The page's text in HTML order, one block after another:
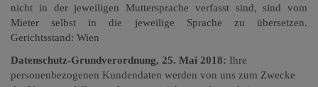
nicht in der jeweiligen Muttersprache verfasst sind, sind vom
Mieter selbst in die jeweilige Sprache zu übersetzen.
Gerichtsstand: Wien
Datenschutz-Grundverordnung, 25. Mai 2018: Ihre
personenbezogenen Kundendaten werden von uns zum Zwecke